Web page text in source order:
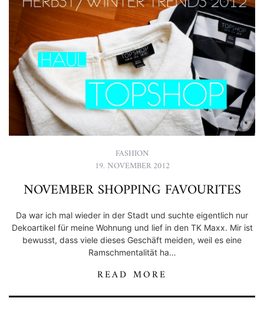
FASHION
19. NOVEMBER 2012
NOVEMBER SHOPPING FAVOURITES
Da war ich mal wieder in der Stadt und suchte eigentlich nur
Dekoartikel für meine Wohnung und lief in den TK Maxx. Mir ist
bewusst, dass viele dieses Geschäft meiden, weil es eine
Ramschmentalität ha…
READ MORE